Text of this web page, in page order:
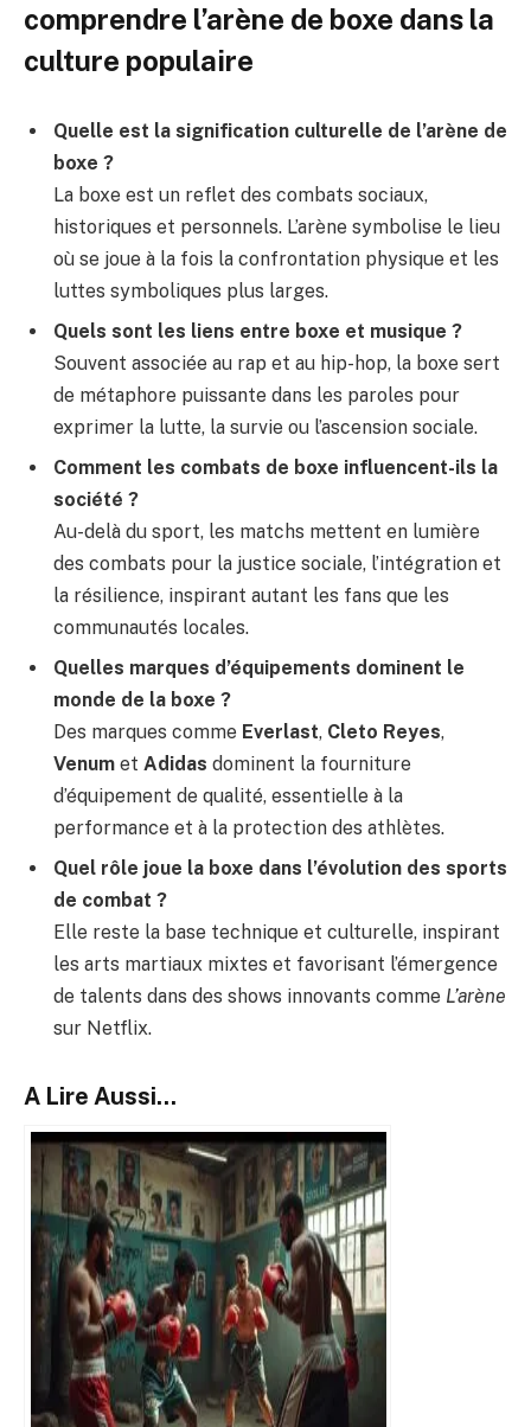
comprendre l’arène de boxe dans la
culture populaire
Quelle est la signification culturelle de l’arène de
boxe ?
La boxe est un reflet des combats sociaux,
historiques et personnels. L’arène symbolise le lieu
où se joue à la fois la confrontation physique et les
luttes symboliques plus larges.
Quels sont les liens entre boxe et musique ?
Souvent associée au rap et au hip-hop, la boxe sert
de métaphore puissante dans les paroles pour
exprimer la lutte, la survie ou l’ascension sociale.
Comment les combats de boxe influencent-ils la
société ?
Au-delà du sport, les matchs mettent en lumière
des combats pour la justice sociale, l’intégration et
la résilience, inspirant autant les fans que les
communautés locales.
Quelles marques d’équipements dominent le
monde de la boxe ?
Des marques comme Everlast, Cleto Reyes,
Venum et Adidas dominent la fourniture
d’équipement de qualité, essentielle à la
performance et à la protection des athlètes.
Quel rôle joue la boxe dans l’évolution des sports
de combat ?
Elle reste la base technique et culturelle, inspirant
les arts martiaux mixtes et favorisant l’émergence
de talents dans des shows innovants comme L’arène
sur Netflix.
A Lire Aussi...